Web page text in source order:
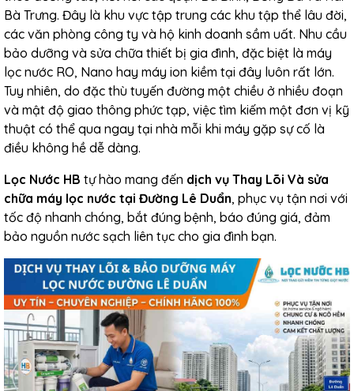
Bà Trưng. Đây là khu vực tập trung các khu tập thể lâu đời,
các văn phòng công ty và hộ kinh doanh sầm uất. Nhu cầu
bảo dưỡng và sửa chữa thiết bị gia đình, đặc biệt là máy
lọc nước RO, Nano hay máy ion kiềm tại đây luôn rất lớn.
Tuy nhiên, do đặc thù tuyến đường một chiều ở nhiều đoạn
và mật độ giao thông phức tạp, việc tìm kiếm một đơn vị kỹ
thuật có thể qua ngay tại nhà mỗi khi máy gặp sự cố là
điều không hề dễ dàng.
Lọc Nước HB tự hào mang đến dịch vụ Thay Lõi Và sửa
chữa máy lọc nước tại Đường Lê Duẩn, phục vụ tận nơi với
tốc độ nhanh chóng, bắt đúng bệnh, báo đúng giá, đảm
bảo nguồn nước sạch liên tục cho gia đình bạn.